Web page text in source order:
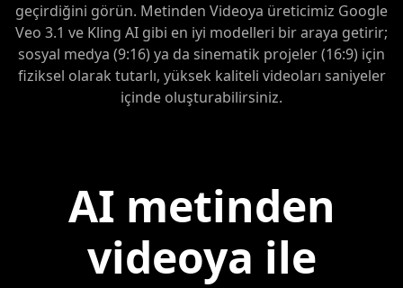
geçirdiğini görün. Metinden Videoya üreticimiz Google
Veo 3.1 ve Kling AI gibi en iyi modelleri bir araya getirir;
sosyal medya (9:16) ya da sinematik projeler (16:9) için
fiziksel olarak tutarlı, yüksek kaliteli videoları saniyeler
içinde oluşturabilirsiniz.
AI metinden
videoya ile